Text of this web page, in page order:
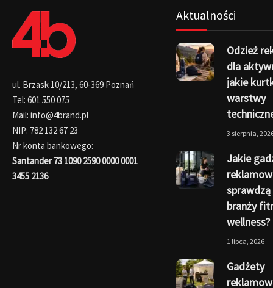
ul. Brzask 10/213, 60-369 Poznań
Tel: 601 550 075
Mail: info@4brand.pl
NIP: 782 132 67 23
Nr konta bankowego:
Santander 73 1090 2590 0000 0001
3455 2136
Aktualności
Odzież
dla
jakie
warstwy
3 sierpnia,
Jakie
sprawdzą
branży
wellness?
1 lipca, 2026
Gadżety